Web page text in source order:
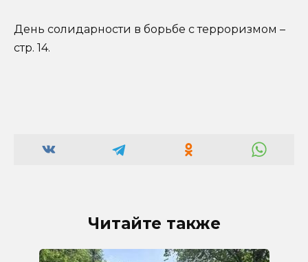
День солидарности в борьбе с терроризмом –
стр. 14.
Читайте также